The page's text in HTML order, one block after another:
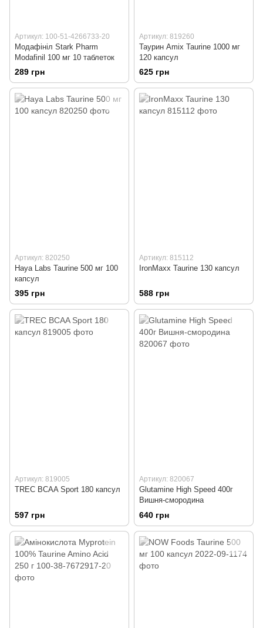
Артикул: 100-51-4266733-20
Модафініл Stark Pharm
Modafinil 100 мг 10 таблеток
289 грн
Артикул: 819260
Таурин Amix Taurine 1000 мг
120 капсул
625 грн
Артикул: 820250
Haya Labs Taurine 500 мг 100
капсул
395 грн
Артикул: 815112
IronMaxx Taurine 130 капсул
588 грн
Артикул: 819005
TREC BCAA Sport 180 капсул
597 грн
Артикул: 820067
Glutamine High Speed 400г
Вишня-смородина
640 грн